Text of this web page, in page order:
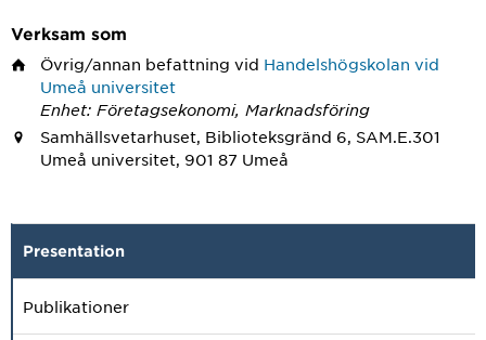
Verksam som
Övrig/annan befattning vid Handelshögskolan vid
Umeå universitet
Enhet: Företagsekonomi, Marknadsföring
Samhällsvetarhuset, Biblioteksgränd 6, SAM.E.301
Umeå universitet, 901 87 Umeå
Presentation
Publikationer